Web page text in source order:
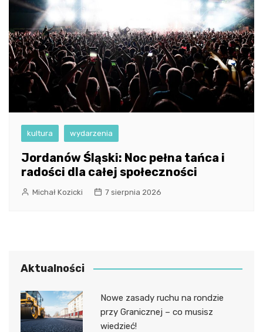
kultura wydarzenia
Jordanów Śląski: Noc pełna tańca i
radości dla całej społeczności
Michał Kozicki 7 sierpnia 2026
Aktualności
Nowe zasady ruchu na rondzie
przy Granicznej – co musisz
wiedzieć!